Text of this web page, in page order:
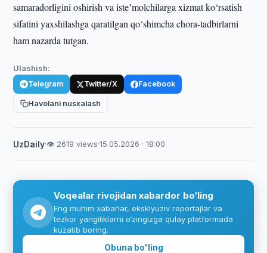
samaradorligini oshirish va isteʼmolchilarga xizmat ko‘rsatish
sifatini yaxshilashga qaratilgan qo‘shimcha chora-tadbirlarni
ham nazarda tutgan.
Ulashish:
Telegram Twitter/X Facebook
Havolani nusxalash
UzDaily·👁 2619 views·15.05.2026 · 18:00
Voqealar rivojidan xabardor bo‘ling
Eng muhim xabarlar, eksklyuziv reportajlar va
tezkor yangiliklarni o‘zingizga qulay platformada
kuzatib boring.
Obuna bo'ling